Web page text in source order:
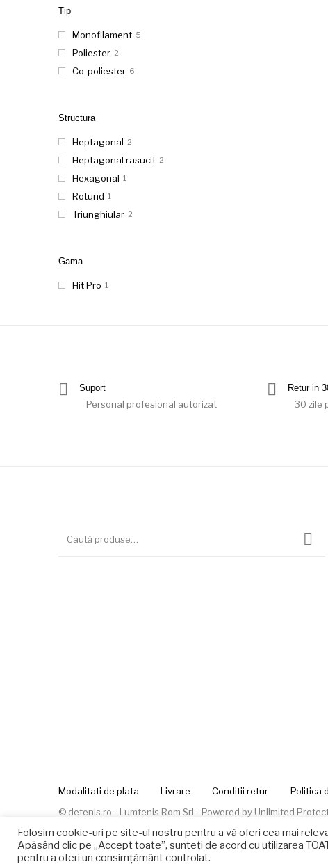
Tip
Monofilament 5
Poliester 2
Co-poliester 6
Structura
Heptagonal 2
Heptagonal rasucit 2
Hexagonal 1
Rotund 1
Triunghiular 2
Gama
Hit Pro 1
Suport
Personal profesional autorizat
Retur in
30 zile
Modalitati de plata Livrare Conditii retur
Politica
© detenis.ro - Lumtenis Rom Srl - Powered byUnlimited
Folosim cookie-uri pe site-ul nostru pentru a vă oferi cea mai
Apăsând clic pe „Accept toate”, sunteți de acord cu utilizarea
pentru a oferi un consimțământ controlat.